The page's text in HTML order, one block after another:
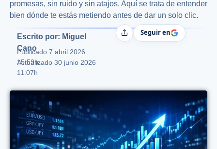
promesas, sin ruido y sin atajos. Aquí se trata de entender
bien dónde te estás metiendo antes de dar un solo clic.
Escrito por: Miguel
Cano
Publicado 7 abril 2026
15:59h
Actualizado 30 junio 2026
11:07h
CompartirSeguir en